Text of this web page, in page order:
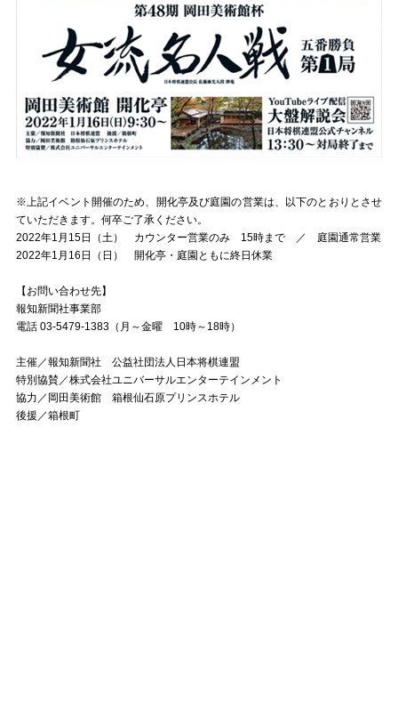
※上記イベント開催のため、開化亭及び庭園の営業は、以下のとおりとさせ
ていただきます。何卒ご了承ください。
2022年1 月 15日（土） カウンター営業のみ 15時まで ／ 庭園通常営業
2022年1 月 16 日（日） 開化亭・庭園ともに終日休業
【お問い合わせ先】
報知新聞社事業部
電話 03-5479-1383 （月～金曜 10時～ 18時）
主催／報知新聞社 公益社団法人 日本将棋連盟
特別協賛／株式会社ユニバーサルエンターテインメント
協力／岡田美術館 箱根仙石原プリンスホテル
後援／箱根町